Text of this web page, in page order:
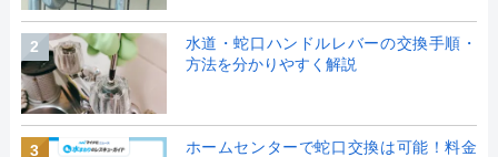
2
水道・蛇口ハンドルレバーの交換手順・
方法を分かりやすく解説
3
ホームセンターで蛇口交換は可能！料金